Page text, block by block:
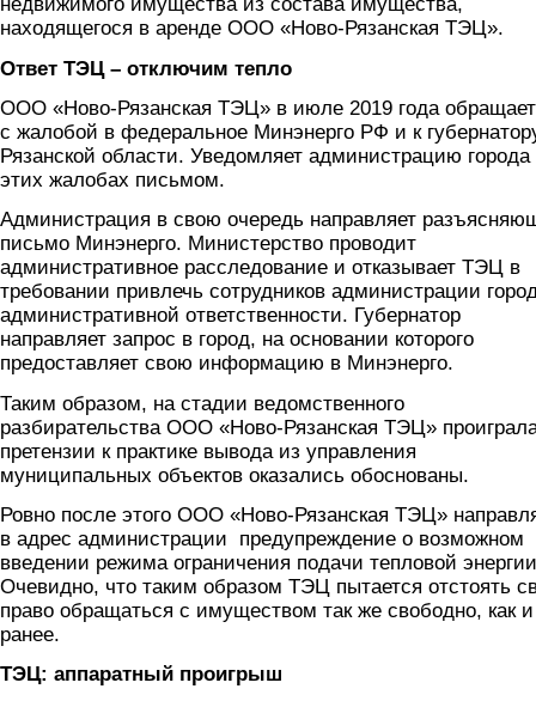
находящегося в аренде ООО «Ново-Рязанская ТЭЦ».
Ответ ТЭЦ – отключим тепло
ООО «Ново-Рязанская ТЭЦ» в июле 2019 года
с жалобой в федеральное Минэнерго РФ и к
Рязанской области. Уведомляет администрацию города
этих жалобах письмом.
Администрация в свою очередь направляет
письмо Минэнерго. Министерство проводит
административное расследование и отказывает ТЭЦ в
требовании привлечь сотрудников администрации
административной ответственности. Губернатор
направляет запрос в город, на основании которого
предоставляет свою информацию в Минэнерго.
Таким образом, на стадии ведомственного
разбирательства ООО «Ново-Рязанская ТЭЦ»
претензии к практике вывода из управления
муниципальных объектов оказались обоснованы.
Ровно после этого ООО «Ново-Рязанская ТЭЦ»
в адрес администрации предупреждение о возможном
введении режима ограничения подачи тепловой
Очевидно, что таким образом ТЭЦ пытается отстоять
право обращаться с имуществом так же свободно, как и
ранее.
ТЭЦ: аппаратный проигрыш